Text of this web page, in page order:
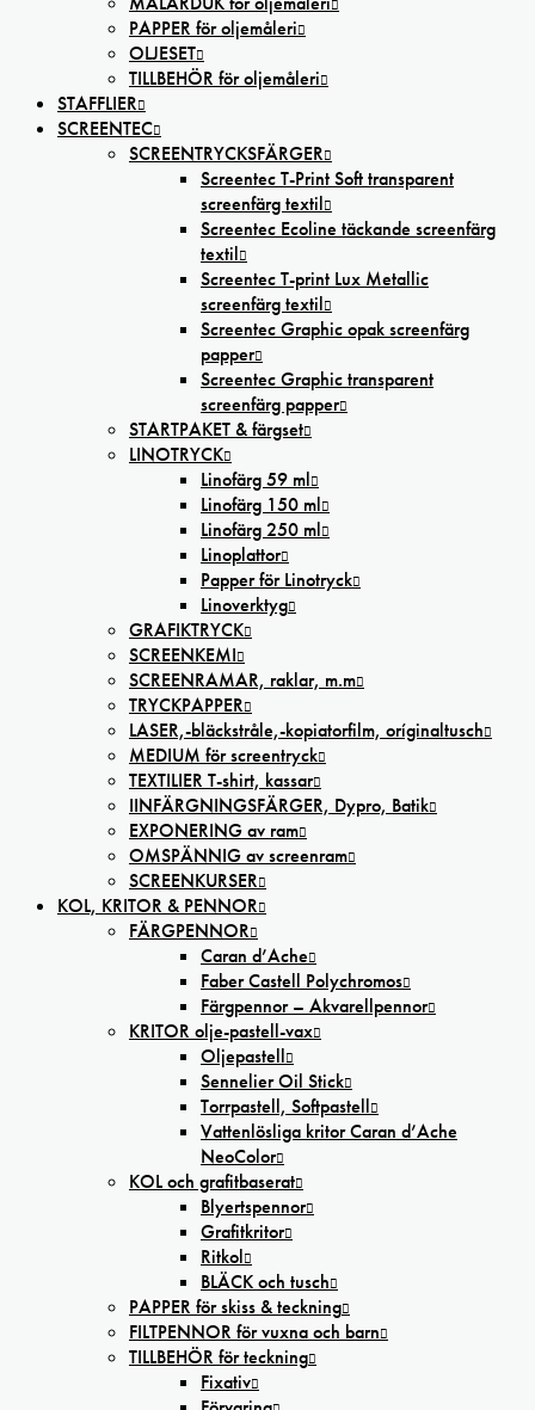
PAPPER för oljemåleri
OLJESET
TILLBEHÖR för oljemåleri
STAFFLIER
SCREENTEC
SCREENTRYCKSFÄRGER
Screentec T-Print Soft transparent
screenfärg textil
Screentec Ecoline täckande screenfärg
textil
Screentec T-print Lux Metallic
screenfärg textil
Screentec Graphic opak screenfärg
papper
Screentec Graphic transparent
screenfärg papper
STARTPAKET & färgset
LINOTRYCK
Linofärg 59 ml
Linofärg 150 ml
Linofärg 250 ml
Linoplattor
Papper för Linotryck
Linoverktyg
GRAFIKTRYCK
SCREENKEMI
SCREENRAMAR, raklar, m.m
TRYCKPAPPER
LASER,-bläckstråle,-kopiatorfilm, oríginaltusch
MEDIUM för screentryck
TEXTILIER T-shirt, kassar
IINFÄRGNINGSFÄRGER, Dypro, Batik
EXPONERING av ram
OMSPÄNNIG av screenram
SCREENKURSER
KOL, KRITOR & PENNOR
FÄRGPENNOR
Caran d’Ache
Faber Castell Polychromos
Färgpennor – Akvarellpennor
KRITOR olje-pastell-vax
Oljepastell
Sennelier Oil Stick
Torrpastell, Softpastell
Vattenlösliga kritor Caran d’Ache
NeoColor
KOL och grafitbaserat
Blyertspennor
Grafitkritor
Ritkol
BLÄCK och tusch
PAPPER för skiss & teckning
FILTPENNOR för vuxna och barn
TILLBEHÖR för teckning
Fixativ